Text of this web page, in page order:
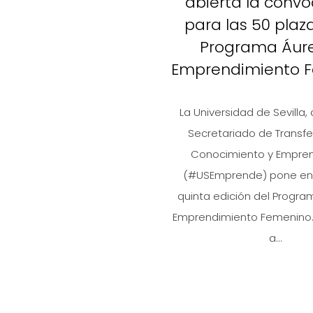
para las 50
Programa
Emprendimiento
La Universidad de
Secretariado de
Conocimiento y
(#USEmprende) pone
quinta edición del
Emprendimiento
a...